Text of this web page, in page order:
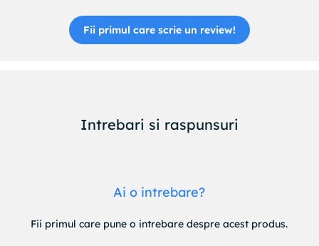
Fii primul care scrie un review!
Intrebari si raspunsuri
Ai o intrebare?
Fii primul care pune o intrebare despre acest produs.